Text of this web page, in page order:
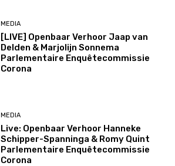
MEDIA
[LIVE] Openbaar Verhoor Jaap van
Delden & Marjolijn Sonnema
Parlementaire Enquêtecommissie
Corona
MEDIA
Live: Openbaar Verhoor Hanneke
Schipper-Spanninga & Romy Quint
Parlementaire Enquêtecommissie
Corona